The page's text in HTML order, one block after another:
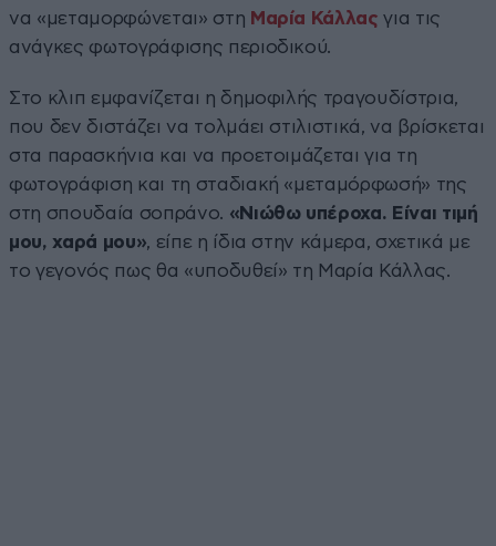
να «μεταμορφώνεται» στη Μαρία Κάλλας για τις
ανάγκες φωτογράφισης περιοδικού.
Στο κλιπ εμφανίζεται η δημοφιλής τραγουδίστρια,
που δεν διστάζει να τολμάει στιλιστικά, να βρίσκεται
στα παρασκήνια και να προετοιμάζεται για τη
φωτογράφιση και τη σταδιακή «μεταμόρφωσή» της
στη σπουδαία σοπράνο. «Νιώθω υπέροχα. Είναι τιμή
μου, χαρά μου», είπε η ίδια στην κάμερα, σχετικά με
το γεγονός πως θα «υποδυθεί» τη Μαρία Κάλλας.